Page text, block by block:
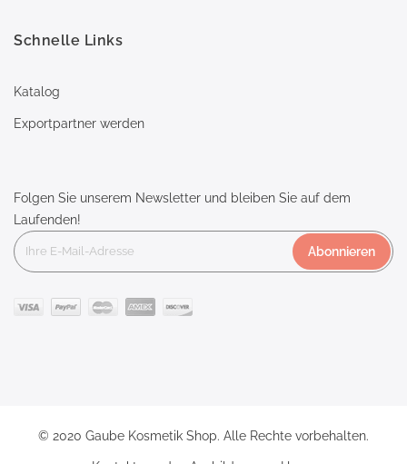
Schnelle Links
Katalog
Exportpartner werden
Folgen Sie unserem Newsletter und bleiben Sie auf dem
Laufenden!
Abonnieren
© 2020 Gaube Kosmetik Shop. Alle Rechte vorbehalten.